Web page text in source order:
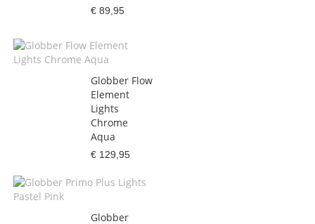
€ 89,95
Globber Flow
Element
Lights
Chrome
Aqua
€ 129,95
Globber